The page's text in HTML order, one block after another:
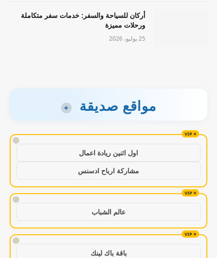
أركان للسياحة والسفر: خدمات سفر متكاملة
ورحلات مميزة
25 يوليو، 2026
مواقع صديقة +
!
اول اثنين ريادة اعمال
مشاركة ارباح ادسنس
!
عالم الشباب
!
باقة باك لينك